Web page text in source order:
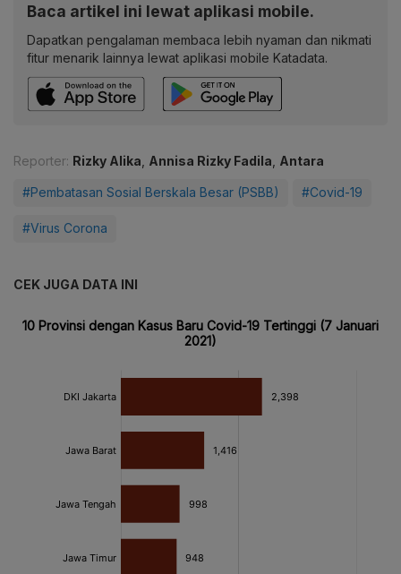
Baca artikel ini lewat aplikasi mobile.
Dapatkan pengalaman membaca lebih nyaman dan nikmati
fitur menarik lainnya lewat aplikasi mobile Katadata.
Reporter: Rizky Alika Annisa Rizky Fadila Antara
#Pembatasan Sosial Berskala Besar (PSBB) #Covid-19
#Virus Corona
CEK JUGA DATA INI